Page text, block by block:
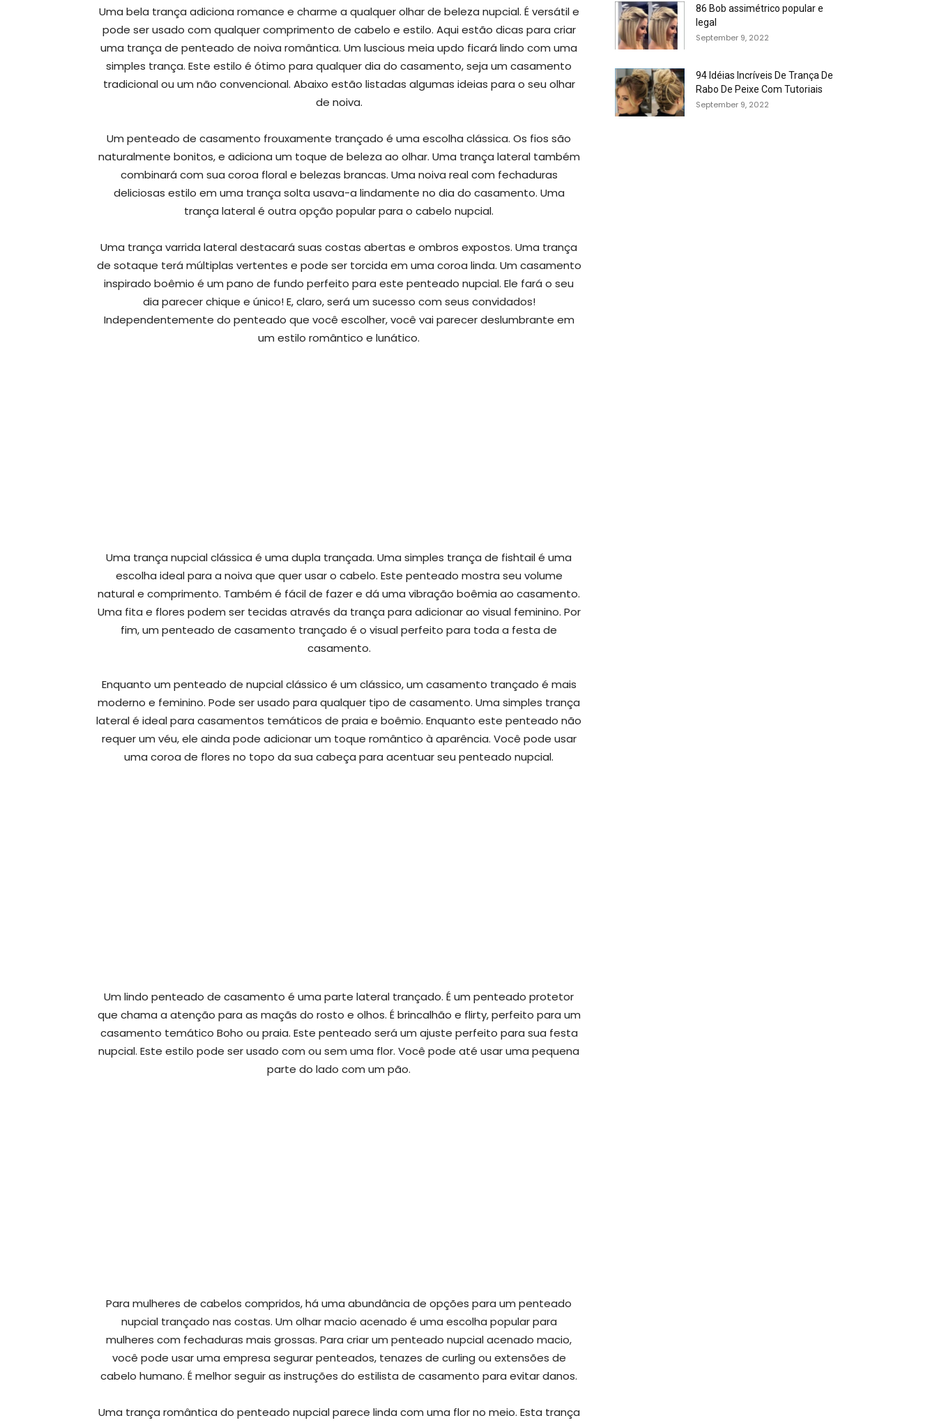
Uma bela trança adiciona romance e charme a qualquer olhar de beleza nupcial. É versátil e
pode ser usado com qualquer comprimento de cabelo e estilo. Aqui estão dicas para criar
uma trança de penteado de noiva romântica. Um luscious meia updo ficará lindo com uma
simples trança. Este estilo é ótimo para qualquer dia do casamento, seja um casamento
tradicional ou um não convencional. Abaixo estão listadas algumas ideias para o seu olhar
de noiva.
Um penteado de casamento frouxamente trançado é uma escolha clássica. Os fios são
naturalmente bonitos, e adiciona um toque de beleza ao olhar. Uma trança lateral também
combinará com sua coroa floral e belezas brancas. Uma noiva real com fechaduras
deliciosas estilo em uma trança solta usava-a lindamente no dia do casamento. Uma
trança lateral é outra opção popular para o cabelo nupcial.
Uma trança varrida lateral destacará suas costas abertas e ombros expostos. Uma trança
de sotaque terá múltiplas vertentes e pode ser torcida em uma coroa linda. Um casamento
inspirado boêmio é um pano de fundo perfeito para este penteado nupcial. Ele fará o seu
dia parecer chique e único! E, claro, será um sucesso com seus convidados!
Independentemente do penteado que você escolher, você vai parecer deslumbrante em
um estilo romântico e lunático.
Uma trança nupcial clássica é uma dupla trançada. Uma simples trança de fishtail é uma
escolha ideal para a noiva que quer usar o cabelo. Este penteado mostra seu volume
natural e comprimento. Também é fácil de fazer e dá uma vibração boêmia ao casamento.
Uma fita e flores podem ser tecidas através da trança para adicionar ao visual feminino. Por
fim, um penteado de casamento trançado é o visual perfeito para toda a festa de
casamento.
Enquanto um penteado de nupcial clássico é um clássico, um casamento trançado é mais
moderno e feminino. Pode ser usado para qualquer tipo de casamento. Uma simples trança
lateral é ideal para casamentos temáticos de praia e boêmio. Enquanto este penteado não
requer um véu, ele ainda pode adicionar um toque romântico à aparência. Você pode usar
uma coroa de flores no topo da sua cabeça para acentuar seu penteado nupcial.
Um lindo penteado de casamento é uma parte lateral trançado. É um penteado protetor
que chama a atenção para as maçãs do rosto e olhos. É brincalhão e flirty, perfeito para um
casamento temático Boho ou praia. Este penteado será um ajuste perfeito para sua festa
nupcial. Este estilo pode ser usado com ou sem uma flor. Você pode até usar uma pequena
parte do lado com um pão.
Para mulheres de cabelos compridos, há uma abundância de opções para um penteado
nupcial trançado nas costas. Um olhar macio acenado é uma escolha popular para
mulheres com fechaduras mais grossas. Para criar um penteado nupcial acenado macio,
você pode usar uma empresa segurar penteados, tenazes de curling ou extensões de
cabelo humano. É melhor seguir as instruções do estilista de casamento para evitar danos.
Uma trança romântica do penteado nupcial parece linda com uma flor no meio. Esta trança
86 Bob assimétrico popular e
legal
September 9, 2022
94 Idéias Incríveis De Trança De
Rabo De Peixe Com Tutoriais
September 9, 2022